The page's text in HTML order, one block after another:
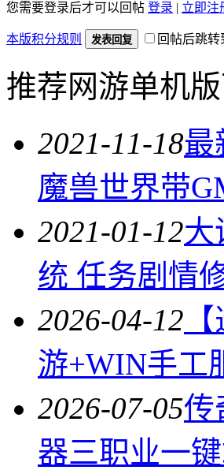
您需要登录后才可以回帖 登录 | 立即注
本版积分规则 发表回复 回帖后跳转
推荐网游单机
2021-11-18最
魔兽世界带
2021-01-12大
统 任务剧情
2026-04-12
游+WIN手工
2026-07-05传
器三职业一